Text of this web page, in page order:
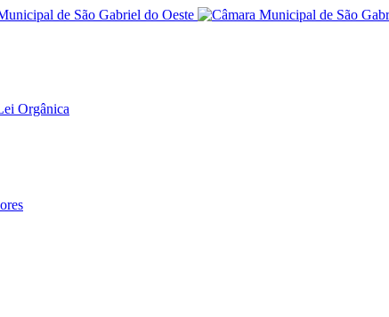
Orgânica